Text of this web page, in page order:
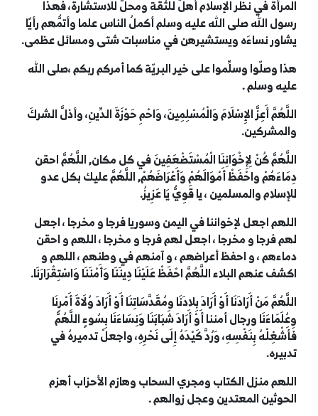
المرأةُ في نظر الإسلام أهلٌ للثقة ومحلٌّ للاستشارة، فهذا
رسول الله صلى الله عليه وسلم أكملُ الناس علما وأتمُّهم رأيًا
يشاور نساءَه ويستشيرهن في مناسبات شتى ومسائل عظمى.
هذا وصلّوا وسلِّموا على خير البريّة كما أمركم ربكم ،صلى الله
عليه وسلم .
اللَّهُمَّ أَعِزَّ الإِسْلَامَ وَالْمُسْلِمِينَ، وَاحْمِ حَوْزَةَ الدِّينِ، وأذلَّ الشركَ
والمشركين.
اللَّهُمَّ كُنْ لِإِخْوَانِنَا الْمُسْتَضْعَفِينَ في كل مكان, اللَّهُمَّ احقن
دِمَاءَهُمْ واحْفَظْ أَمْوَالَهُمْ وَأَعْرَاضَهُمْ, اللَّهُمَّ عليك بكل عدو
للإسلام والمسلمين ، يا قَوِيُّ يَا عَزِيزُ.
اللهم اجعل لإخواننا في اليمن وسوريا فرجا و مخرجا ، اجعل
لهم فرجا و مخرجا ، اجعل لهم فرجا و مخرجا ، اللهم و احقن
دماءهم ، و احفظ أعراضهم ، و آمنهم في وطنهم ، اللهم و
اكشف عنهم البلاءاللَّهُمَّ احْفَظْ عَلَيْنَا دِينَنَا وَأَمْنَنَا وَاسْتِقْرَارَنَا.
اللَّهُمَّ مَنْ أَرَادَنَا أَوْ أَرَادَ بِلادَنَا ومُقَدَّسَاتِنَا أَوْ أَرَادَ وُلَاةَ أَمْرِنَا
وعُلَمَاءَنَا ورجال أمننا أَوْ أَرَادَ شَبَابَنَا وَنِسَاءَنَا بِسُوءٍ اللَّهُمَّ
فَأَشْغِلْهُ بِنَفْسِهِ، وَرُدَّ كَيْدَهُ إِلَى نَحْرِهِ، واجعلْ تدميرهُ في
تدبيره.
اللهم منزل الكتاب ومجري السحاب وهازم الأحزاب أهزم
الحوثين المعتدين وعجل زوالهم .